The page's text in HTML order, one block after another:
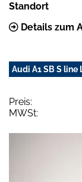
Standort
Details zum
Audi A1 SB S line
Preis:
MWSt: